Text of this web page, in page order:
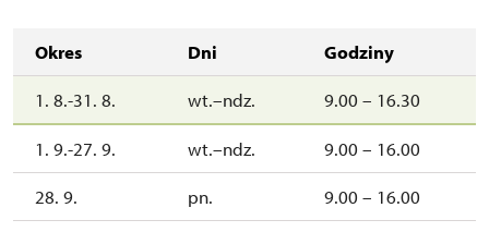
Okres Dni Godziny
1. 8.-31. 8. wt.–ndz. 9.00 – 16.30
1. 9.-27. 9. wt.–ndz. 9.00 – 16.00
28. 9. pn. 9.00 – 16.00